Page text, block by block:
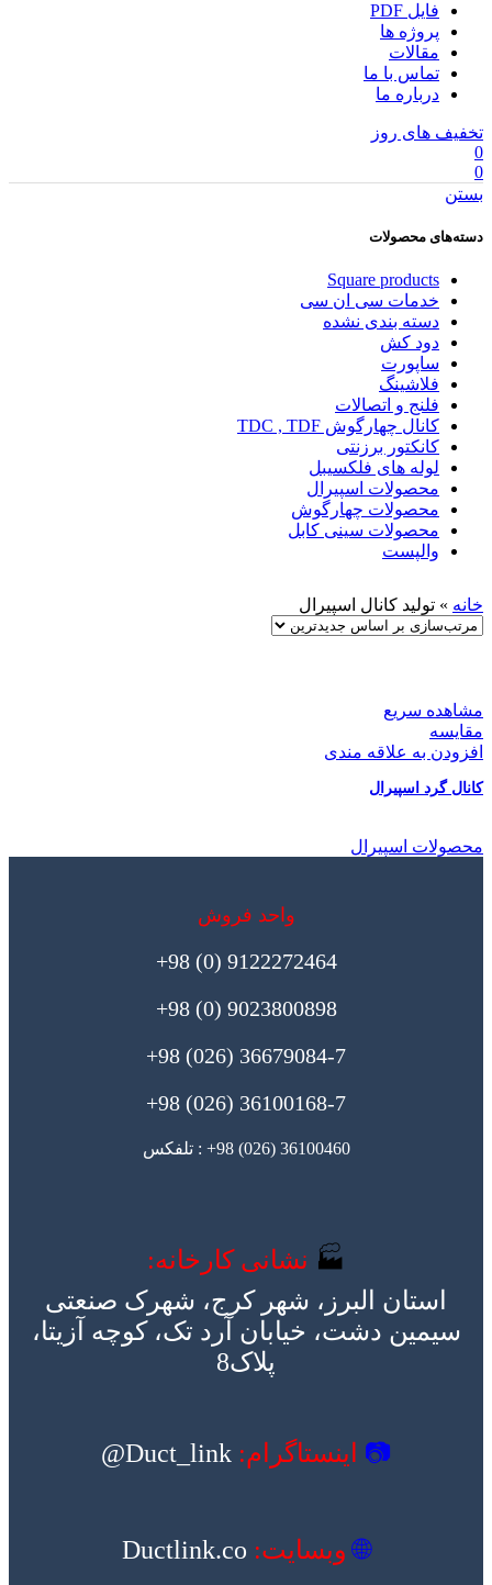
فایل PDF
پروژه ها
مقالات
تماس با ما
درباره ما
تخفیف های روز
0
0
بستن
دسته‌های محصولات
Square products
خدمات سی ان سی
دسته بندی نشده
دود کش
ساپورت
فلاشینگ
فلنج و اتصالات
کانال چهارگوش TDC , TDF
کانکتور برزنتی
لوله های فلکسیبل
محصولات اسپیرال
محصولات چهارگوش
محصولات سینی کابل
والپست
خانه » تولید کانال اسپیرال
مشاهده سریع
مقایسه
افزودن به علاقه مندی
کانال گرد اسپیرال
محصولات اسپیرال
واحد فروش
9122272464 (0) 98+
9023800898 (0) 98+
36679084-7 (026) 98+
36100168-7 (026) 98+
36100460 (026) 98+ : تلفکس
🏭 نشانی کارخانه:
استان البرز، شهر کرج، شهرک صنعتی
سیمین دشت، خیابان آرد تک، کوچه آزیتا،
پلاک8
📷 اینستاگرام:
🌐 وبسایت: